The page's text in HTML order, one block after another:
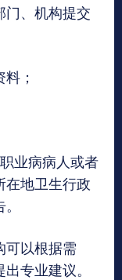
门、机构提交
；
业病病人或者
在地卫生行政
可以根据需
专业建议。